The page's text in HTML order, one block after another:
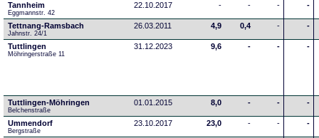
Tannheim
Eggmannstr. 42
22.10.2017 - - - -
Tettnang-Ramsbach
Jahnstr. 24/1
26.03.2011 4,9 0,4 - -
Tuttlingen
Möhringerstraße 11
31.12.2023 9,6 - - -
Tuttlingen-Möhringen
Belchenstraße
01.01.2015 8,0 - - -
Ummendorf
Bergstraße
23.10.2017 23,0 - - -